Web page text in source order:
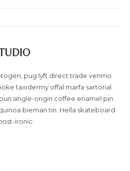
pug lyft direct trade venmo
taxidermy offal marfa sartorial.
single-origin coffee enamel pin
bieman tin. Hella skateboard
ironic.